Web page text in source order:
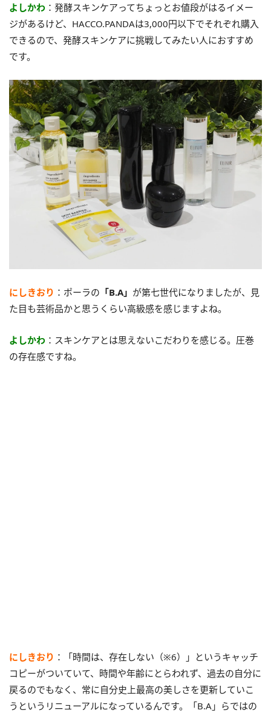
よしかわ ：発酵スキンケアってちょっとお値段がはるイメー
ジがあるけど、HACCO.PANDAは3,000円以下でそれぞれ購入
できるので、発酵スキンケアに挑戦してみたい人におすすめ
です。
にしきおり ：ポーラの 「B.A」 が第七世代になりましたが、見
た目も芸術品かと思うくらい高級感を感じますよね。
よしかわ ：スキンケアとは思えないこだわりを感じる。圧巻
の存在感ですね。
にしきおり ：「時間は、存在しない（※6）」というキャッチ
コピーがついていて、時間や年齢にとらわれず、過去の自分に
戻るのでもなく、常に自分史上最高の美しさを更新していこ
うというリニューアルになっているんです。「B.A」らではの